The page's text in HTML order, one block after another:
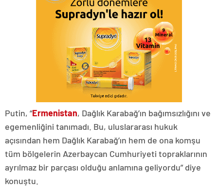
Putin, “Ermenistan, Dağlık Karabağ’ın bağımsızlığını ve
egemenliğini tanımadı. Bu, uluslararası hukuk
açısından hem Dağlık Karabağ’ın hem de ona komşu
tüm bölgelerin Azerbaycan Cumhuriyeti topraklarının
ayrılmaz bir parçası olduğu anlamına geliyordu” diye
konuştu.